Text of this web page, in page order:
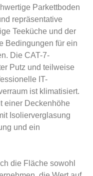
Parkettboden
repräsentative
Teeküche und der
Bedingungen für ein
Die CAT-7-
Putz und teilweise
IT-
ist klimatisiert.
einer Deckenhöhe
Isolierverglasung
und ein
die Fläche sowohl